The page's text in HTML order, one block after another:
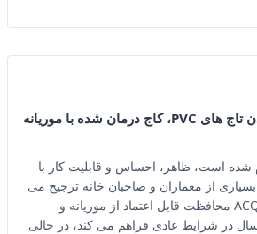
در مقایسه با شکل دادن تاج های PVC، کاج درمان شده با موریانه
شده است، ظاهر، احساس و قابلیت کار با
از معماران و صاحبان خانه ترجیح می
دهند.درمان نفوذ عمیق ACQ محافظت قابل اعتماد از موریانه و
را برای 20+ سال در شرایط عادی فراهم می کند، در حالی